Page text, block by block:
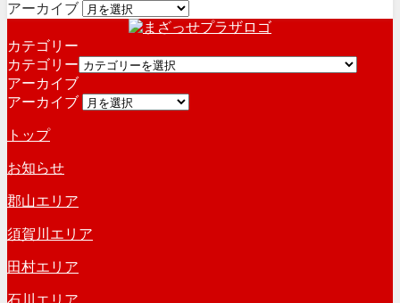
アーカイブ
カテゴリー
カテゴリー
アーカイブ
アーカイブ
トップ
お知らせ
郡山エリア
須賀川エリア
田村エリア
石川エリア